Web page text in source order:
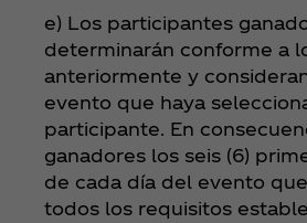
e) Los participantes
determinarán conforme a
anteriormente y
evento que haya
participante. En
ganadores los seis (6)
de cada día del evento
todos los requisitos